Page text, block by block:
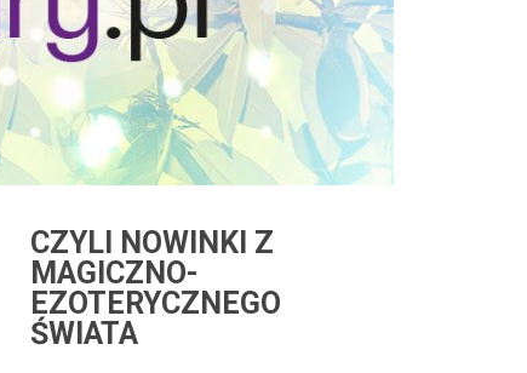
CZYLI NOWINKI Z
MAGICZNO-
EZOTERYCZNEGO
ŚWIATA